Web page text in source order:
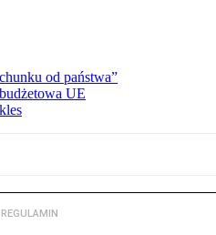
od państwa”
UE
REGULAMIN